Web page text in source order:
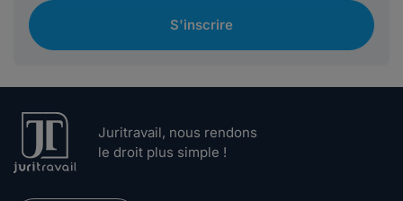
S'inscrire
Juritravail, nous rendons
le droit plus simple !